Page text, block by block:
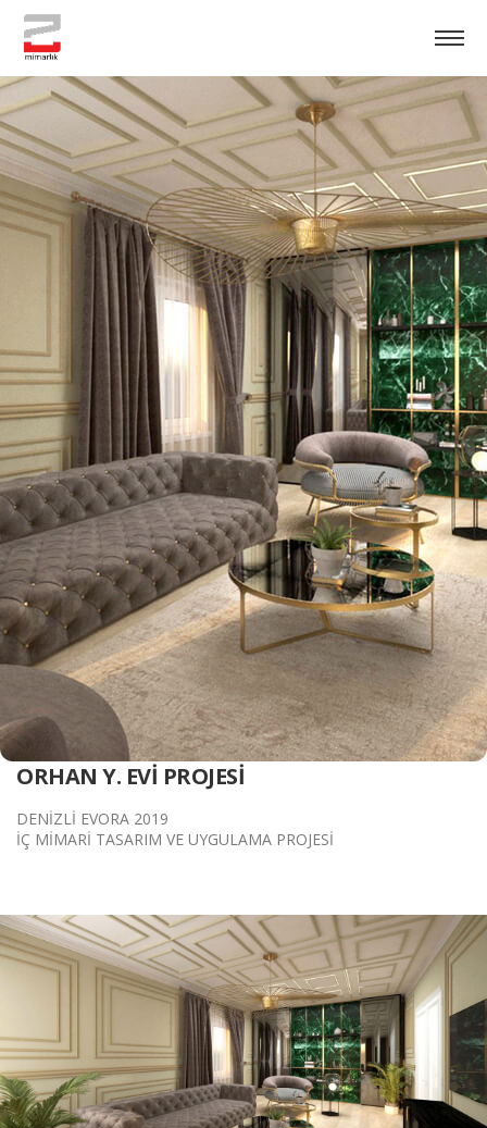
ORHAN Y. EVİ PROJESİ
DENİZLİ EVORA 2019
İÇ MİMARİ TASARIM VE UYGULAMA PROJESİ